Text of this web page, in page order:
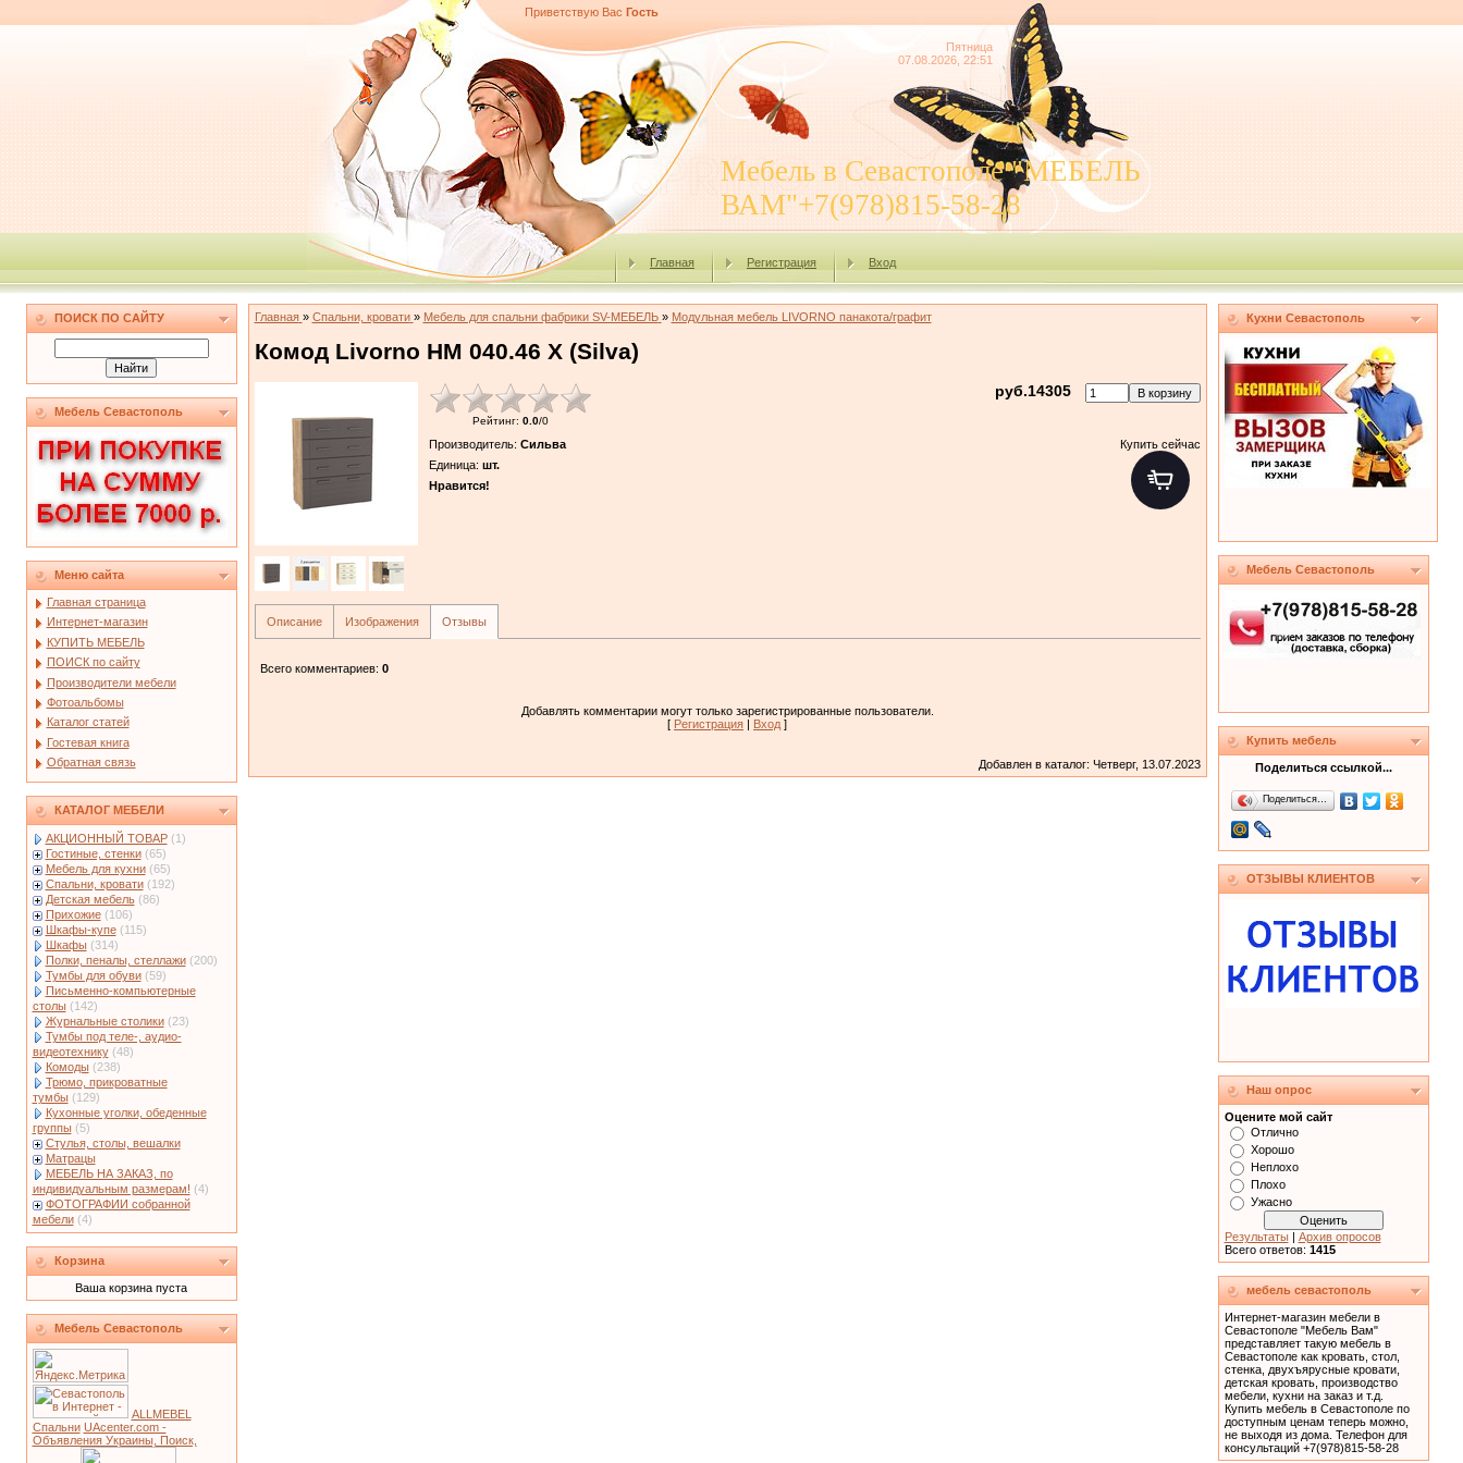
Приветствую Вас Гость
Пятница
07.08.2026, 22:51
Мебель в Севастополе "МЕБЕЛЬ
ВАМ"+7(978)815-58-28
Главная Регистрация Вход
ПОИСК ПО САЙТУ
Мебель Севастополь
Меню сайта
Главная страница
Интернет-магазин
КУПИТЬ МЕБЕЛЬ
ПОИСК по сайту
Производители мебели
Фотоальбомы
Каталог статей
Гостевая книга
Обратная связь
КАТАЛОГ МЕБЕЛИ
АКЦИОННЫЙ ТОВАР (1)
Гостиные, стенки (65)
Мебель для кухни (65)
Спальни, кровати (192)
Детская мебель (86)
Прихожие (106)
Шкафы-купе (115)
Шкафы (314)
Полки, пеналы, стеллажи (200)
Тумбы для обуви (59)
Письменно-компьютерные
столы (142)
Журнальные столики (23)
Тумбы под теле-, аудио-
видеотехнику (48)
Комоды (238)
Трюмо, прикроватные
тумбы (129)
Кухонные уголки, обеденные
группы (5)
Стулья, столы, вешалки
Матрацы
МЕБЕЛЬ НА ЗАКАЗ, по
индивидуальным размерам! (4)
ФОТОГРАФИИ собранной
мебели (4)
Корзина
Ваша корзина пуста
Мебель Севастополь
ALLMEBEL
Спальни UAcenter.com -
Объявления Украины, Поиск,
Главная » Спальни, кровати » Мебель для спальни фабрики SV-МЕБЕЛЬ » Модульная мебель LIVORNO панакота/графит
Комод Livorno НМ 040.46 Х (Silva)
Рейтинг: 0.0/0
руб.14305
Производитель: Сильва
Единица: шт.
Нравится!
Купить сейчас
Описание Изображения Отзывы
Всего комментариев: 0
Добавлять комментарии могут только зарегистрированные пользователи.
[ Регистрация | Вход ]
Добавлен в каталог: Четверг, 13.07.2023
Кухни Севастополь
Мебель Севастополь
Купить мебель
Поделиться ссылкой...
Поделиться…
ОТЗЫВЫ КЛИЕНТОВ
Наш опрос
Оцените мой сайт
Отлично
Хорошо
Неплохо
Плохо
Ужасно
Результаты| Архив опросов
Всего ответов: 1415
мебель севастополь
Интернет-магазин мебели в
Севастополе "Мебель Вам"
представляет такую мебель в
Севастополе как кровать, cтол,
стенка, двухъярусные кровати,
детская кровать, производство
мебели, кухни на заказ и т.д.
Купить мебель в Севастополе по
доступным ценам теперь можно,
не выходя из дома. Телефон для
консультаций +7(978)815-58-28